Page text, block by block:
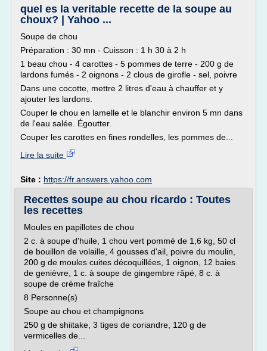
quel es la veritable recette de la soupe au
choux? | Yahoo ...
Soupe de chou
Préparation : 30 mn - Cuisson : 1 h 30 à 2 h
1 beau chou - 4 carottes - 5 pommes de terre - 200 g de
lardons fumés - 2 oignons - 2 clous de girofle - sel, poivre
Dans une cocotte, mettre 2 litres d'eau à chauffer et y
ajouter les lardons.
Couper le chou en lamelle et le blanchir environ 5 mn dans
de l'eau salée. Égoutter.
Couper les carottes en fines rondelles, les pommes de...
Lire la suite
Site : https://fr.answers.yahoo.com
Recettes soupe au chou ricardo : Toutes
les recettes
Moules en papillotes de chou
2 c. à soupe d'huile, 1 chou vert pommé de 1,6 kg, 50 cl
de bouillon de volaille, 4 gousses d'ail, poivre du moulin,
200 g de moules cuites décoquillées, 1 oignon, 12 baies
de genièvre, 1 c. à soupe de gingembre râpé, 8 c. à
soupe de crème fraîche
8 Personne(s)
Soupe au chou et champignons
250 g de shiitake, 3 tiges de coriandre, 120 g de
vermicelles de...